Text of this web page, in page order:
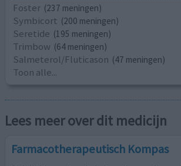
Foster (237 meningen)
Symbicort (200 meningen)
Seretide (195 meningen)
Trimbow (64 meningen)
Salmeterol/Fluticason (47 meningen)
Toon alle...
Lees meer over dit medicijn
Farmacotherapeutisch Kompas